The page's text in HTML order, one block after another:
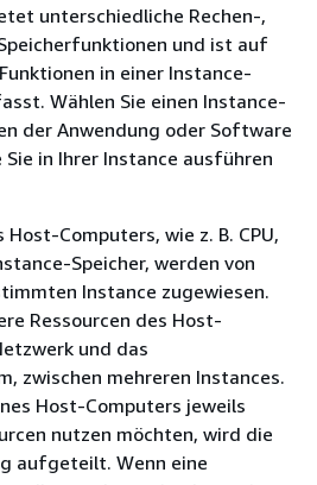
unterschiedliche Rechen-,
und ist auf
in einer Instance-
Wählen Sie einen Instance-
der Anwendung oder Software
in Ihrer Instance ausführen
Host-Computers, wie z. B. CPU,
Speicher, werden von
Instance zugewiesen.
Ressourcen des Host-
und das
zwischen mehreren Instances.
Host-Computers jeweils
nutzen möchten, wird die
aufgeteilt. Wenn eine